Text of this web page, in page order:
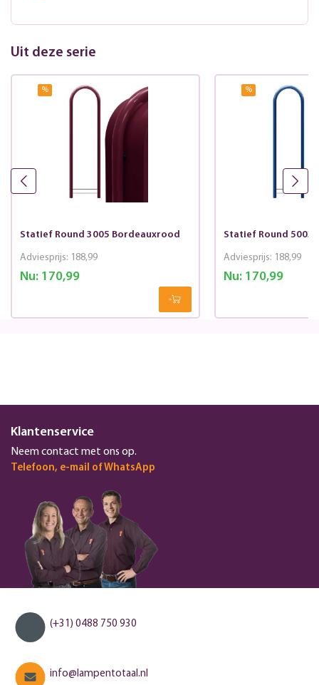
Uit deze serie
%
Statief Round 3005 Bordeauxrood
Nu:170,99
Adviesprijs: 188,99
%
Statief Round 5003
Nu:170,99
Adviesprijs: 188,99
Klantenservice
Neem contact met ons op.
Telefoon, e-mail of WhatsApp
(+31) 0488 750 930
info@lampentotaal.nl